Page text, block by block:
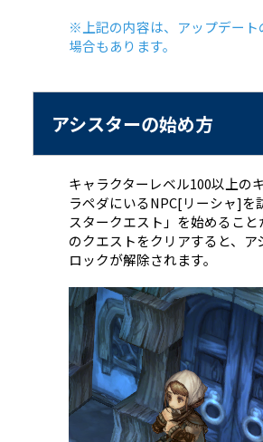
※上記の内容は、アップデート
場合もあります。
アシスターの始め方
キャラクターレベル100以上の
ラペダにいるNPC[リーシャ]を
スタークエスト」を始めること
のクエストをクリアすると、ア
ロックが解除されます。